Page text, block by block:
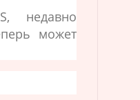
недавно
может